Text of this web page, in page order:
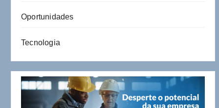
Oportunidades
Tecnologia